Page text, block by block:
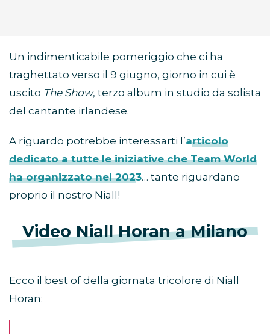
Un indimenticabile pomeriggio che ci ha
traghettato verso il 9 giugno, giorno in cui è
uscito The Show, terzo album in studio da solista
del cantante irlandese.
A riguardo potrebbe interessarti l’articolo
dedicato a tutte le iniziative che Team World
ha organizzato nel 2023… tante riguardano
proprio il nostro Niall!
Video Niall Horan a Milano
Ecco il best of della giornata tricolore di Niall
Horan: